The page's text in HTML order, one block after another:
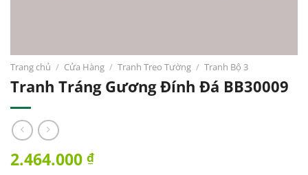
Trang chủ / Cửa Hàng / Tranh Treo Tường / Tranh Bộ 3
Tranh Tráng Gương Đính Đá BB30009
2.464.000 ₫